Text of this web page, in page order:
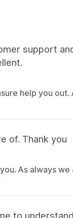
support
help you
of. Thank you
As always
to